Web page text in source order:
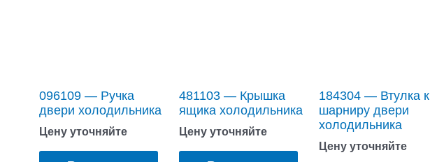
096109 — Ручка
двери холодильника
Цену уточняйте
481103 — Крышка
ящика холодильника
Цену уточняйте
184304 — Втулка к
шарниру двери
холодильника
Цену уточняйте